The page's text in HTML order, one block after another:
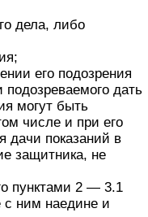
дела, либо
его подозрения
дать
могут быть
числе и при его
дачи показаний в
защитника, не
пунктами 2 — 3.1
с ним наедине и